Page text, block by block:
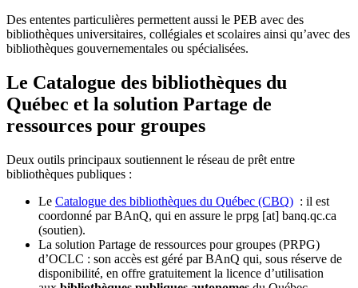
Des ententes particulières permettent aussi le PEB avec des
bibliothèques universitaires, collégiales et scolaires ainsi qu’avec des
bibliothèques gouvernementales ou spécialisées.
Le Catalogue des bibliothèques du
Québec et la solution Partage de
ressources pour groupes
Deux outils principaux soutiennent le réseau de prêt entre
bibliothèques publiques :
Le Catalogue des bibliothèques du Québec (CBQ) : il est
coordonné par BAnQ, qui en assure le prpg [at] banq.qc.ca
(soutien).
La solution Partage de ressources pour groupes (PRPG)
d’OCLC : son accès est géré par BAnQ qui, sous réserve de
disponibilité, en offre gratuitement la licence d’utilisation